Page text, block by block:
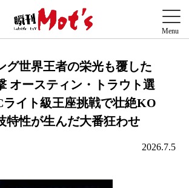
グ世界王者の栄光も覆した
オースティン・トラウト選
イト級王座挑戦で壮絶KO
性が生んだ大番狂わせ
2026.7.5